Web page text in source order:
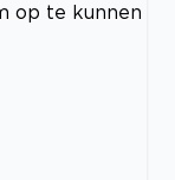
op te kunnen